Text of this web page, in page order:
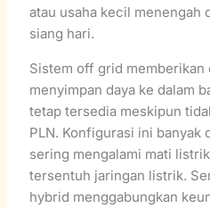
atau usaha kecil menengah
siang hari.
Sistem off grid memberikan
menyimpan daya ke dalam
tetap tersedia meskipun
PLN. Konfigurasi ini banyak
sering mengalami mati
tersentuh jaringan listrik.
hybrid menggabungkan